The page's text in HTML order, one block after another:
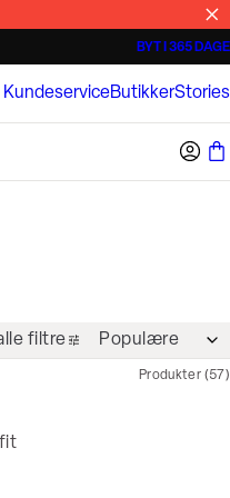
BYT I 365 DAGE
KundeserviceButikkerStories
filtre
Produkter (57 )